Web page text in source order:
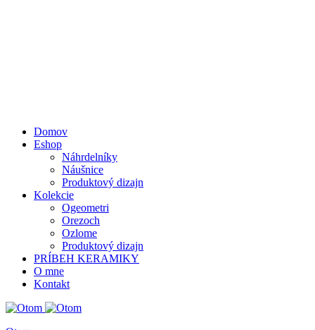
Domov
Eshop
Náhrdelníky
Náušnice
Produktový dizajn
Kolekcie
Ogeometri
Orezoch
Ozlome
Produktový dizajn
PRÍBEH KERAMIKY
O mne
Kontakt